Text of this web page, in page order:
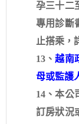
孕三十二
專用診斷
止搭乘，
13、越南
母或監護
14、本公
訂房狀況